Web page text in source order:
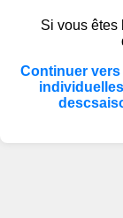
Si vous êtes
Continuer